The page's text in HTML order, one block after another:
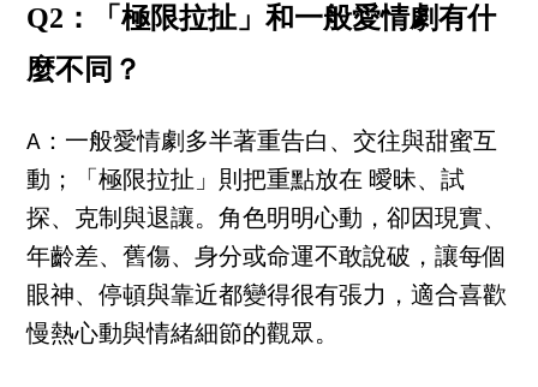
Q2：「極限拉扯」和一般愛情劇有什
麼不同？
A：一般愛情劇多半著重告白、交往與甜蜜互
動；「極限拉扯」則把重點放在 曖昧、試
探、克制與退讓。角色明明心動，卻因現實、
年齡差、舊傷、身分或命運不敢說破，讓每個
眼神、停頓與靠近都變得很有張力，適合喜歡
慢熱心動與情緒細節的觀眾。